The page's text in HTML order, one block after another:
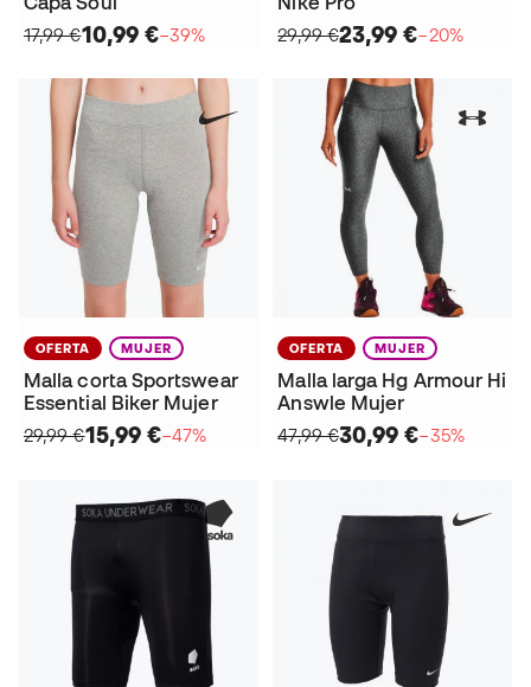
17,99 €10,99 €−39%
29,99 €23,99 €−20%
OFERTA MUJER
Malla corta Sportswear
Essential Biker Mujer
29,99 €15,99 €−47%
OFERTA MUJER
Malla larga Hg Armour Hi
Answle Mujer
47,99 €30,99 €−35%